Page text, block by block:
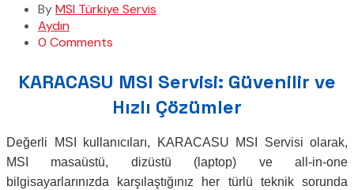
ByMSI Türkiye Servis
Aydın
0 Comments
KARACASU MSI Servisi: Güvenilir ve
Hızlı Çözümler
Değerli MSI kullanıcıları, KARACASU MSI Servisi olarak,
MSI masaüstü, dizüstü (laptop) ve all-in-one
bilgisayarlarınızda karşılaştığınız her türlü teknik sorunda